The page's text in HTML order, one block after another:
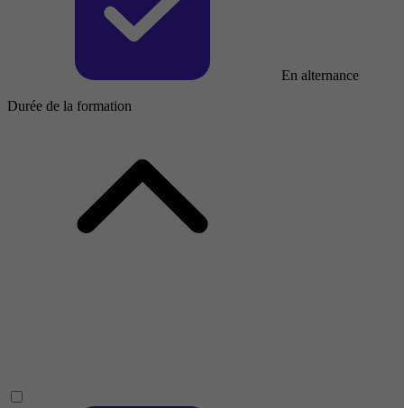
En alternance
Durée de la formation